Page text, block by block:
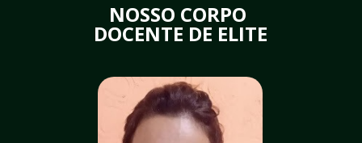
NOSSO CORPO
DOCENTE DE ELITE